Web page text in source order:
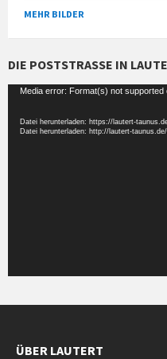
MEHR BILDER
DIE POSTSTRASSE IN
Video-
Media error: Format(s) not
Datei herunterladen: https://lautert-
Datei herunterladen: http://lautert-
ÜBER LAUTERT